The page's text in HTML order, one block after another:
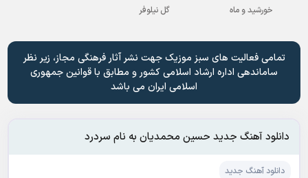
خورشید و ماه
گل نیلوفر
تمامی فعالیت های سبز موزیک جهت نشر آثار فرهنگی مجاز، زیر نظر
ساماندهی اداره ارشاد اسلامی کشور و مطابق با قوانین جمهوری
اسلامی ایران می باشد
دانلود آهنگ جدید حسین محمدیان به نام سردرد
دانلود آهنگ جدید